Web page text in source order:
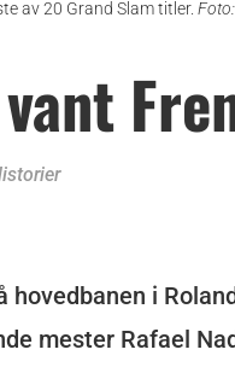
av 20 Grand Slam titler.
i
mester Rafael